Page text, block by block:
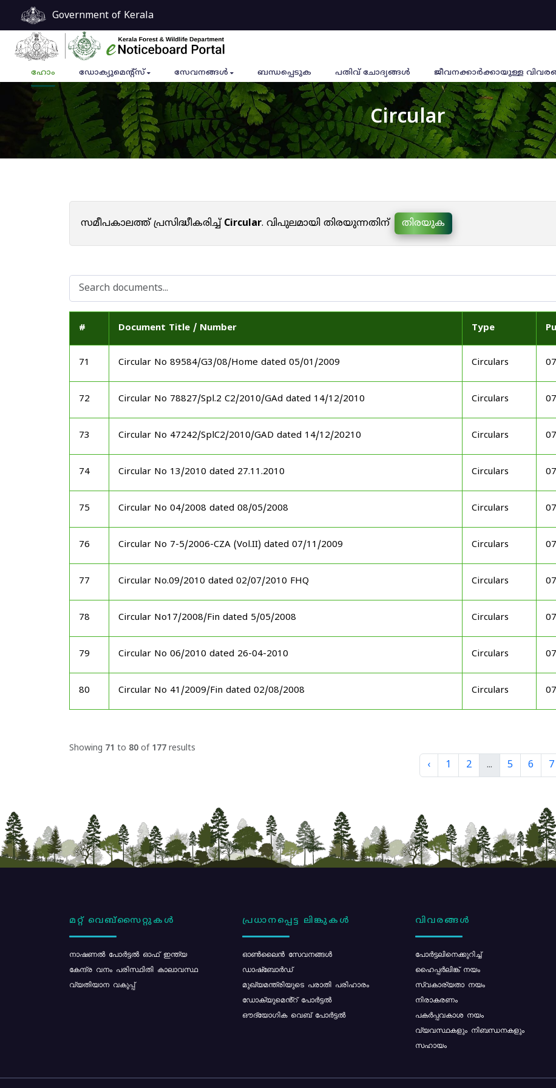
Government of Kerala
ഹോം ഡോക്യുമെൻ്റ്സ് സേവനങ്ങൾ ബന്ധപ്പെടുക പതിവ് ചോദ്യങ്ങൾ ജീവനക്കാര്‍ക്കായുള്ള
Circular
സമീപകാലത്ത് പ്രസിദ്ധീകരിച്ച്Circular. വിപുലമായി തിരയുന്നതിന് തിരയുക
# Document Title / Number Type
71 Circular No 89584/G3/08/Home dated 05/01/2009 Circulars
72 Circular No 78827/Spl.2 C2/2010/GAd dated 14/12/2010 Circulars
73 Circular No 47242/SplC2/2010/GAD dated 14/12/20210 Circulars
74 Circular No 13/2010 dated 27.11.2010 Circulars
75 Circular No 04/2008 dated 08/05/2008 Circulars
76 Circular No 7-5/2006-CZA (Vol.II) dated 07/11/2009 Circulars
77 Circular No.09/2010 dated 02/07/2010 FHQ Circulars
78 Circular No17/2008/Fin dated 5/05/2008 Circulars
79 Circular No 06/2010 dated 26-04-2010 Circulars
80 Circular No 41/2009/Fin dated 02/08/2008 Circulars
Showing 71 to 80 of 177 results
‹ 1 2 ... 5 6 7
മറ്റ് വെബ്സൈറ്റുകൾ
നാഷണൽ പോർട്ടൽ ഓഫ് ഇന്ത്യ
കേന്ദ്ര വനം പരിസ്ഥിതി കാലാവസ്ഥ
വ്യതിയാന വകുപ്പ്
പ്രധാനപ്പെട്ട ലിങ്കുകൾ
ഓൺലൈൻ സേവനങ്ങൾ
ഡാഷ്ബോർഡ്
മുഖ്യമന്ത്രിയുടെ പരാതി പരിഹാരം
ഡോക്യുമെൻ്റ് പോർട്ടൽ
ഔദ്യോഗിക വെബ് പോർട്ടൽ
വിവരങ്ങൾ
പോര്‍ട്ടലിനെക്കുറിച്ച്
ഹൈപ്പർലിങ്ക് നയം
സ്വകാര്യതാ നയം
നിരാകരണം
പകർപ്പവകാശ നയം
വ്യവസ്ഥകളും നിബന്ധനകളും
സഹായം